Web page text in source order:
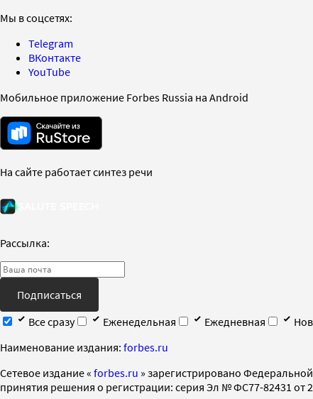
Мы в соцсетях:
Telegram
ВКонтакте
YouTube
Мобильное приложение Forbes Russia на Android
На сайте работает синтез речи
Рассылка:
Подписаться
Все сразу
Еженедельная Ежедневная
Наименование издания: forbes.ru
Cетевое издание « forbes.ru » зарегистрировано
принятия решения о регистрации: серия Эл № ФС77-82431 от